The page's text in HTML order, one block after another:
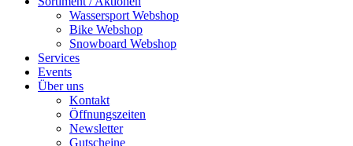
Wassersport Webshop
Bike Webshop
Snowboard Webshop
Services
Events
Über uns
Kontakt
Öffnungszeiten
Newsletter
Gutscheine